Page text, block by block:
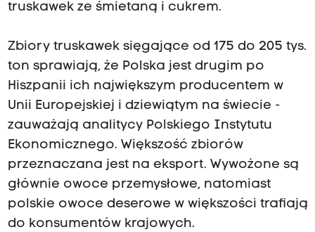
truskawek ze śmietaną i cukrem.
Zbiory truskawek sięgające od 175 do 205 tys.
ton sprawiają, że Polska jest drugim po
Hiszpanii ich największym producentem w
Unii Europejskiej i dziewiątym na świecie -
zauważają analitycy Polskiego Instytutu
Ekonomicznego. Większość zbiorów
przeznaczana jest na eksport. Wywożone są
głównie owoce przemysłowe, natomiast
polskie owoce deserowe w większości trafiają
do konsumentów krajowych.